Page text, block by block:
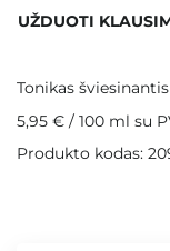
UŽDUOTI
Tonikas
5,95 € / 100 ml su
Produkto kodas: